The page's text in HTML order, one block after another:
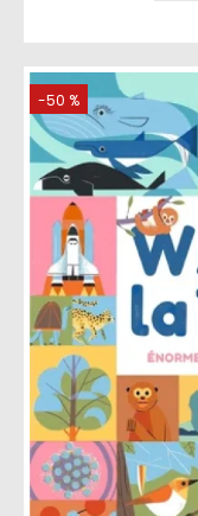
-50 %